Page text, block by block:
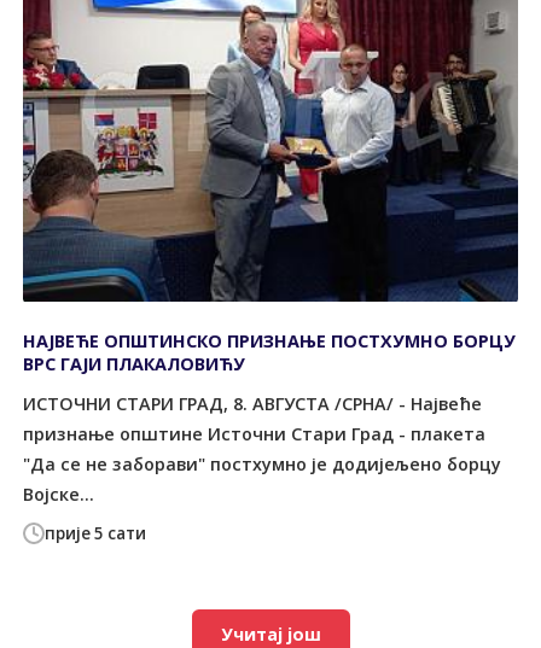
прије 5 сати
НАЈВЕЋЕ ОПШТИНСКО ПРИЗНАЊЕ ПОСТХУМНО БОРЦУ
ВРС ГАЈИ ПЛАКАЛОВИЋУ
ИСТОЧНИ СТАРИ ГРАД, 8. АВГУСТА /СРНА/ - Највеће
признање општине Источни Стари Град - плакета
"Да се не заборави" постхумно је додијељено борцу
Војске...
Учитај још